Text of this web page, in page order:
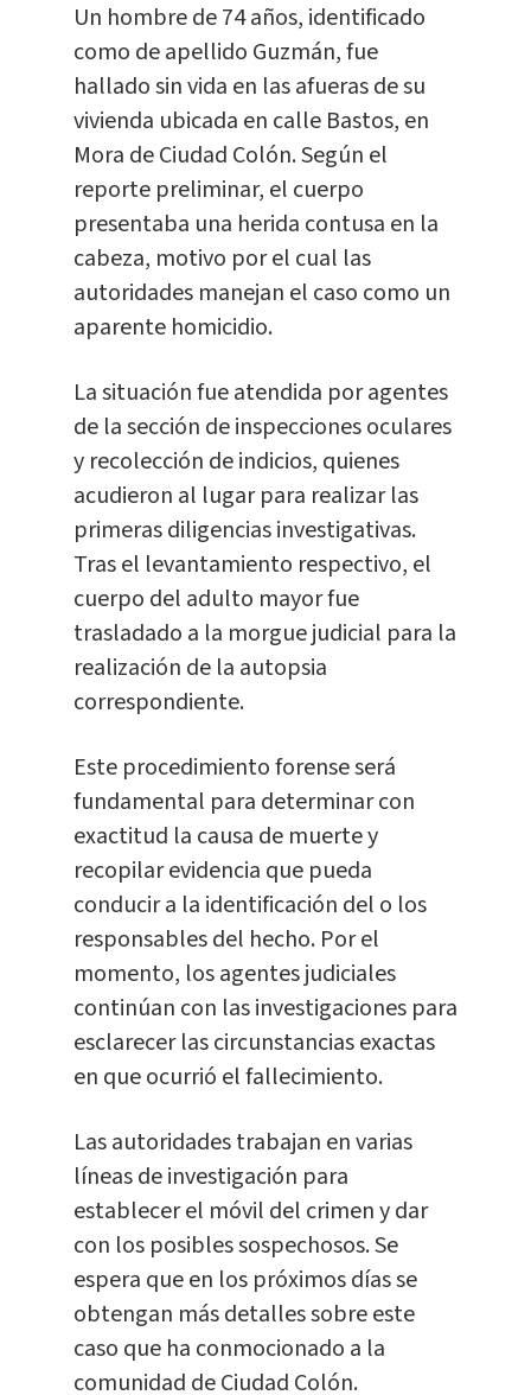
Un hombre de 74 años, identificado
como de apellido Guzmán, fue
hallado sin vida en las afueras de su
vivienda ubicada en calle Bastos, en
Mora de Ciudad Colón. Según el
reporte preliminar, el cuerpo
presentaba una herida contusa en la
cabeza, motivo por el cual las
autoridades manejan el caso como un
aparente homicidio.
La situación fue atendida por agentes
de la sección de inspecciones oculares
y recolección de indicios, quienes
acudieron al lugar para realizar las
primeras diligencias investigativas.
Tras el levantamiento respectivo, el
cuerpo del adulto mayor fue
trasladado a la morgue judicial para la
realización de la autopsia
correspondiente.
Este procedimiento forense será
fundamental para determinar con
exactitud la causa de muerte y
recopilar evidencia que pueda
conducir a la identificación del o los
responsables del hecho. Por el
momento, los agentes judiciales
continúan con las investigaciones para
esclarecer las circunstancias exactas
en que ocurrió el fallecimiento.
Las autoridades trabajan en varias
líneas de investigación para
establecer el móvil del crimen y dar
con los posibles sospechosos. Se
espera que en los próximos días se
obtengan más detalles sobre este
caso que ha conmocionado a la
comunidad de Ciudad Colón.